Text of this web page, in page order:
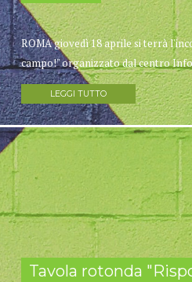
ROMA giovedì 18 aprile si terrà
campo!" organizzato dal centro
LEGGI TUTTO
Tavola rotonda